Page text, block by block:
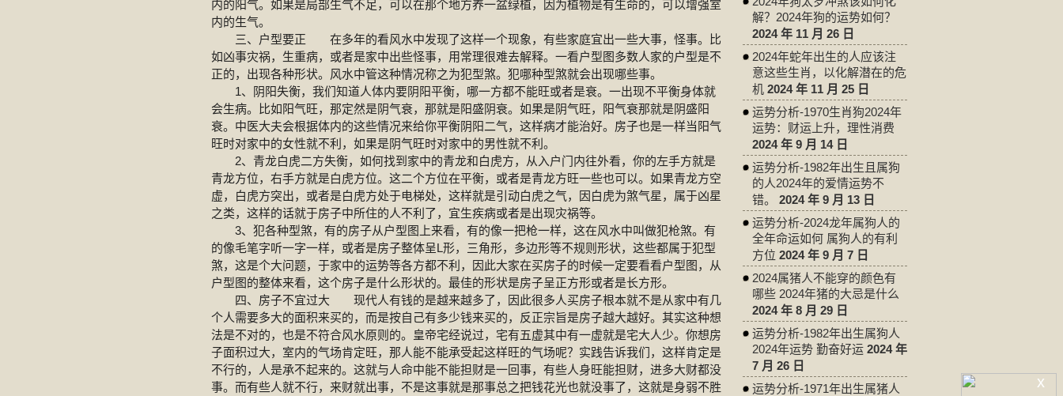
内的阳气。如果是局部生气不足，可以在那个地方养一盆绿植，因为植物是有生命的，可以增强室
内的生气。
三、户型要正 在多年的看风水中发现了这样一个现象，有些家庭宜出一些大事，怪事。比
如凶事灾祸，生重病，或者是家中出些怪事，用常理很难去解释。一看户型图多数人家的户型是不
正的，出现各种形状。风水中管这种情况称之为犯型煞。犯哪种型煞就会出现哪些事。
1、阴阳失衡，我们知道人体内要阴阳平衡，哪一方都不能旺或者是衰。一出现不平衡身体就
会生病。比如阳气旺，那定然是阴气衰，那就是阳盛阴衰。如果是阴气旺，阳气衰那就是阴盛阳
衰。中医大夫会根据体内的这些情况来给你平衡阴阳二气，这样病才能治好。房子也是一样当阳气
旺时对家中的女性就不利，如果是阴气旺时对家中的男性就不利。
2、青龙白虎二方失衡，如何找到家中的青龙和白虎方，从入户门内往外看，你的左手方就是
青龙方位，右手方就是白虎方位。这二个方位在平衡，或者是青龙方旺一些也可以。如果青龙方空
虚，白虎方突出，或者是白虎方处于电梯处，这样就是引动白虎之气，因白虎为煞气星，属于凶星
之类，这样的话就于房子中所住的人不利了，宜生疾病或者是出现灾祸等。
3、犯各种型煞，有的房子从户型图上来看，有的像一把枪一样，这在风水中叫做犯枪煞。有
的像毛笔字听一字一样，或者是房子整体呈L形，三角形，多边形等不规则形状，这些都属于犯型
煞，这是个大问题，于家中的运势等各方都不利，因此大家在买房子的时候一定要看看户型图，从
户型图的整体来看，这个房子是什么形状的。最佳的形状是房子呈正方形或者是长方形。
四、房子不宜过大 现代人有钱的是越来越多了，因此很多人买房子根本就不是从家中有几
个人需要多大的面积来买的，而是按自己有多少钱来买的，反正宗旨是房子越大越好。其实这种想
法是不对的，也是不符合风水原则的。皇帝宅经说过，宅有五虚其中有一虚就是宅大人少。你想房
子面积过大，室内的气场肯定旺，那人能不能承受起这样旺的气场呢？实践告诉我们，这样肯定是
不行的，人是承不起来的。这就与人命中能不能担财是一回事，有些人身旺能担财，进多大财都没
事。而有些人就不行，来财就出事，不是这事就是那事总之把钱花光也就没事了，这就是身弱不胜
解？2024年狗的运势如何？
2024 年 11 月 26 日
2024年蛇年出生的人应该注
意这些生肖，以化解潜在的危
机 2024 年 11 月 25 日
运势分析-1970生肖狗2024年
运势：财运上升，理性消费
2024 年 9 月 14 日
运势分析-1982年出生且属狗
的人2024年的爱情运势不
错。
2024 年 9 月 13 日
运势分析-2024龙年属狗人的
全年命运如何 属狗人的有利
方位 2024 年 9 月 7 日
2024属猪人不能穿的颜色有
哪些 2024年猪的大忌是什么
2024 年 8 月 29 日
运势分析-1982年出生属狗人
2024年运势 勤奋好运 2024 年
7 月 26 日
运势分析-1971年出生属猪人
x